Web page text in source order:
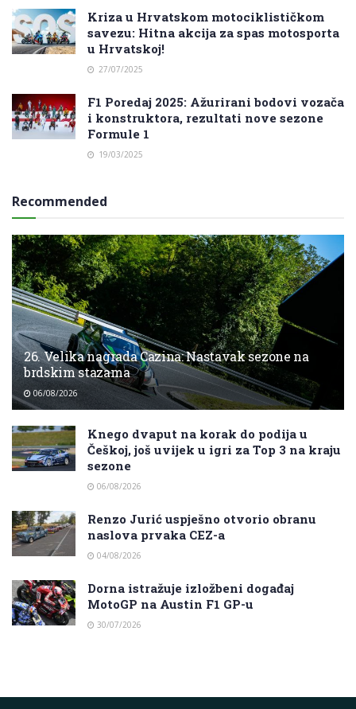
Kriza u Hrvatskom motociklističkom
savezu: Hitna akcija za spas motosporta
u Hrvatskoj!
27/07/2025
F1 Poredaj 2025: Ažurirani bodovi vozača
i konstruktora, rezultati nove sezone
Formule 1
19/03/2025
Recommended
26. Velika nagrada Cazina: Nastavak sezone na
brdskim stazama
06/08/2026
Knego dvaput na korak do podija u
Češkoj, još uvijek u igri za Top 3 na kraju
sezone
06/08/2026
Renzo Jurić uspješno otvorio obranu
naslova prvaka CEZ-a
04/08/2026
Dorna istražuje izložbeni događaj
MotoGP na Austin F1 GP-u
30/07/2026